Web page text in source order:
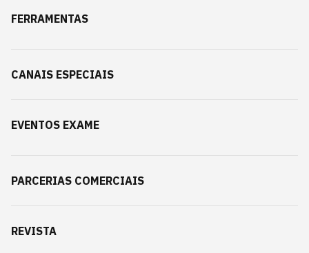
FERRAMENTAS
CANAIS ESPECIAIS
EVENTOS EXAME
PARCERIAS COMERCIAIS
REVISTA